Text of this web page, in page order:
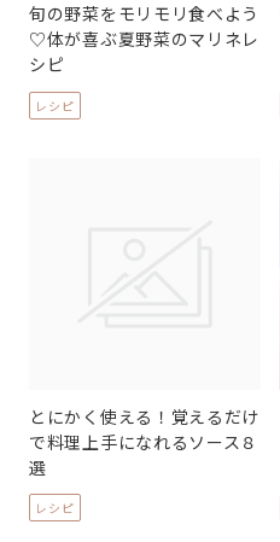
旬の野菜をモリモリ食べよう
♡体が喜ぶ夏野菜のマリネレ
シピ
レシピ
とにかく使える！覚えるだけ
で料理上手になれるソース８
選
レシピ